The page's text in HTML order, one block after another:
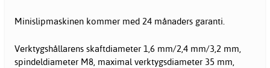
Minislipmaskinen kommer med 24 månaders garanti.
Verktygshållarens skaftdiameter 1,6 mm/2,4 mm/3,2 mm,
spindeldiameter M8, maximal verktygsdiameter 35 mm,